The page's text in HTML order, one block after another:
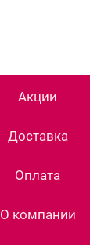
Акции
Доставка
Оплата
О компании